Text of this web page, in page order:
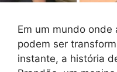
Em um mundo
podem ser
instante, a história